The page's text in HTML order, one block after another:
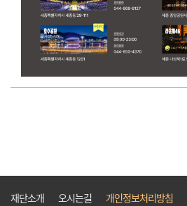
재단소개 오시는길 개인정보처리방침